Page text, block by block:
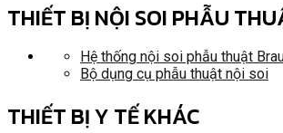
THIẾT BỊ NỘI SOI PHẪU
Hệ thống nội soi phẫu thuật
Bộ dụng cụ phẫu thuật nội soi
THIẾT BỊ Y TẾ KHÁC